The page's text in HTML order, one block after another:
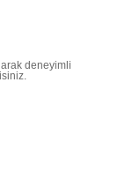
deneyimli